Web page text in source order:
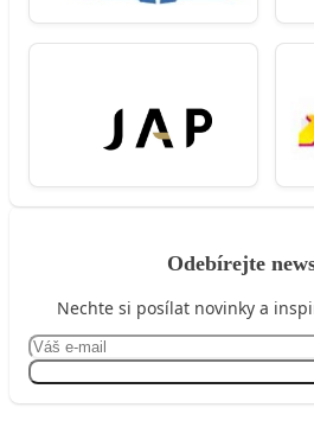
Odebírejte
Nechte si posílat novinky a